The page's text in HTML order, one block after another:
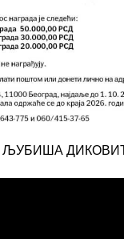
ЉУБИША